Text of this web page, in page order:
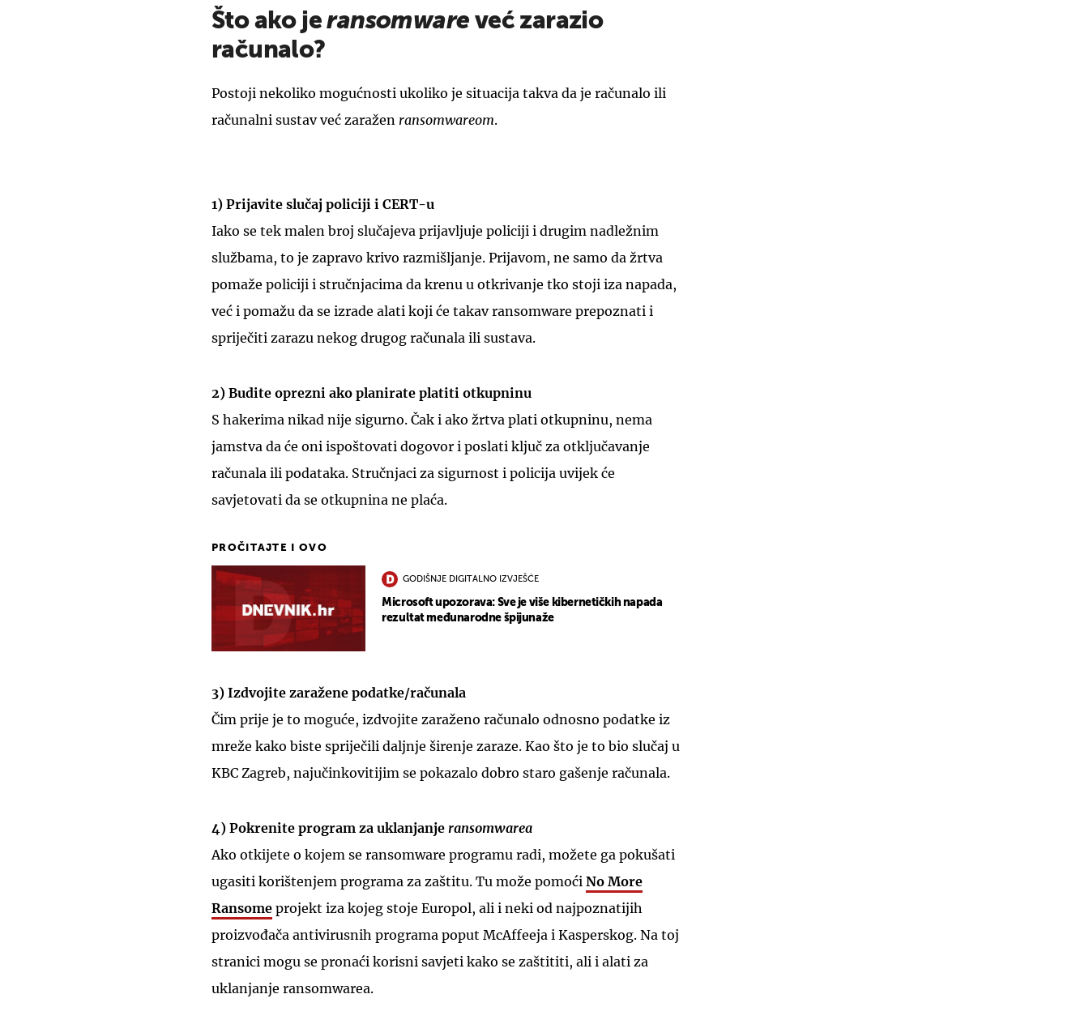
Što ako jeransomware već zarazio
računalo?
Postoji nekoliko mogućnosti ukoliko je situacija takva da je računalo ili
računalni sustav već zaražen ransomwareom.
1) Prijavite slučaj policiji i CERT-u
Iako se tek malen broj slučajeva prijavljuje policiji i drugim nadležnim
službama, to je zapravo krivo razmišljanje. Prijavom, ne samo da žrtva
pomaže policiji i stručnjacima da krenu u otkrivanje tko stoji iza napada,
već i pomažu da se izrade alati koji će takav ransomware prepoznati i
spriječiti zarazu nekog drugog računala ili sustava.
2) Budite oprezni ako planirate platiti otkupninu
S hakerima nikad nije sigurno. Čak i ako žrtva plati otkupninu, nema
jamstva da će oni ispoštovati dogovor i poslati ključ za otključavanje
računala ili podataka. Stručnjaci za sigurnost i policija uvijek će
savjetovati da se otkupnina ne plaća.
PROČITAJTE I OVO
GODIŠNJE DIGITALNO IZVJEŠĆE
Microsoft upozorava: Sve je više kibernetičkih napada
rezultat međunarodne špijunaže
3) Izdvojite zaražene podatke/računala
Čim prije je to moguće, izdvojite zaraženo računalo odnosno podatke iz
mreže kako biste spriječili daljnje širenje zaraze. Kao što je to bio slučaj u
KBC Zagreb, najučinkovitijim se pokazalo dobro staro gašenje računala.
4) Pokrenite program za uklanjanje ransomwarea
Ako otkijete o kojem se ransomware programu radi, možete ga pokušati
ugasiti korištenjem programa za zaštitu. Tu može pomoći No More
Ransome projekt iza kojeg stoje Europol, ali i neki od najpoznatijih
proizvođača antivirusnih programa poput McAffeeja i Kasperskog. Na toj
stranici mogu se pronaći korisni savjeti kako se zaštititi, ali i alati za
uklanjanje ransomwarea.